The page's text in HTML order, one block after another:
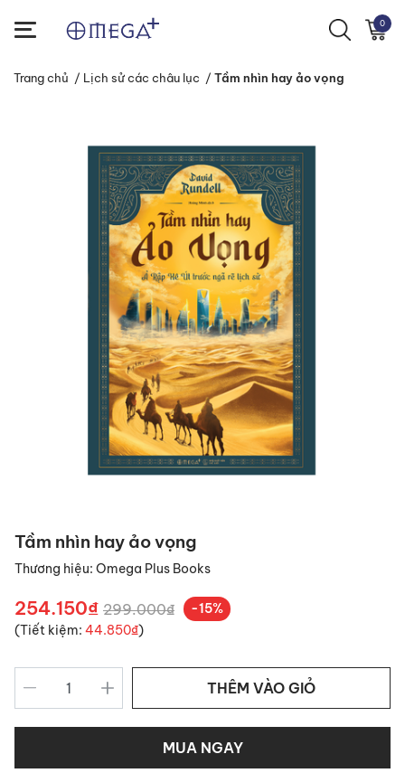
0
Trang chủ / Lịch sử các châu lục / Tầm nhìn hay ảo vọng
Tầm nhìn hay ảo vọng
Thương hiệu: Omega Plus Books
254.150₫ 299.000₫
-15%
(Tiết kiệm: 44.850₫)
THÊM VÀO GIỎ
MUA NGAY